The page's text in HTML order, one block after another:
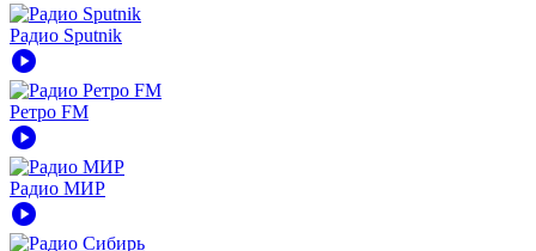
Радио Sputnik
play_circle
Ретро FM
play_circle
Радио МИР
play_circle